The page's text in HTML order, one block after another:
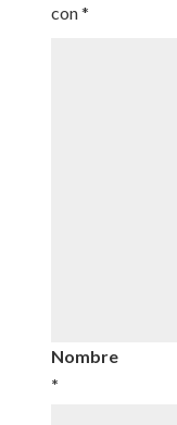
con*
Nombre
*